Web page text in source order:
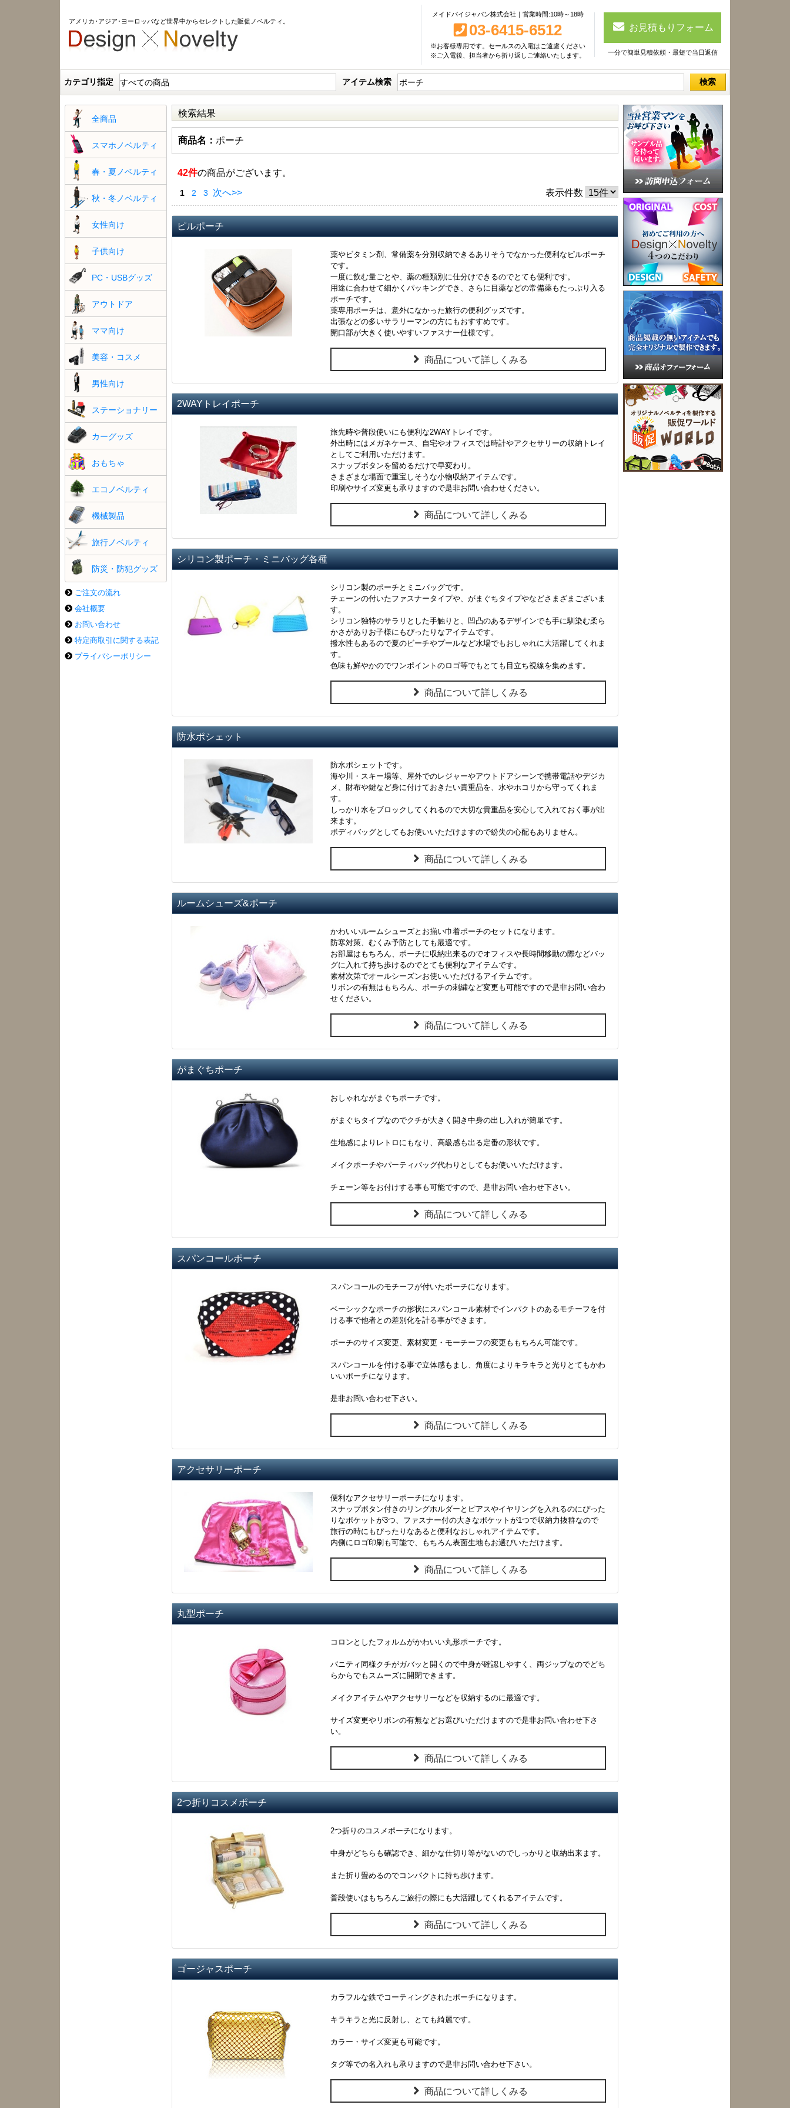
アメリカ･アジア･ヨーロッパなど世界中からセレクトした販促ノベルティ。
メイドバイジャパン株式会社｜営業時間:10時～18時
03-6415-6512
※お客様専用です。セールスの入電はご遠慮ください
※ご入電後、担当者から折り返しご連絡いたします。
お見積もりフォーム
一分で簡単見積依頼・最短で当日返信
カテゴリ指定 アイテム検索 検索
全商品
スマホノベルティ
春・夏ノベルティ
秋・冬ノベルティ
女性向け
子供向け
PC・USBグッズ
アウトドア
ママ向け
美容・コスメ
男性向け
ステーショナリー
カーグッズ
おもちゃ
エコノベルティ
機械製品
旅行ノベルティ
防災・防犯グッズ
ご注文の流れ
会社概要
お問い合わせ
特定商取引に関する表記
プライバシーポリシー
検索結果
商品名： ポーチ
42件の商品がございます。
表示件数
1 2 3 次へ>>
ピルポーチ
薬やビタミン剤、常備薬を分別収納できるありそうでなかった便利なピルポーチ
です。
一度に飲む量ごとや、薬の種類別に仕分けできるのでとても便利です。
用途に合わせて細かくパッキングでき、さらに目薬などの常備薬もたっぷり入る
ポーチです。
薬専用ポーチは、意外になかった旅行の便利グッズです。
出張などの多いサラリーマンの方にもおすすめです。
開口部が大きく使いやすいファスナー仕様です。
商品について詳しくみる
2WAYトレイポーチ
旅先時や普段使いにも便利な2WAYトレイです。
外出時にはメガネケース、自宅やオフィスでは時計やアクセサリーの収納トレイ
としてご利用いただけます。
スナップボタンを留めるだけで早変わり。
さまざまな場面で重宝しそうな小物収納アイテムです。
印刷やサイズ変更も承りますので是非お問い合わせください。
商品について詳しくみる
シリコン製ポーチ・ミニバッグ各種
シリコン製のポーチとミニバッグです。
チェーンの付いたファスナータイプや、がまぐちタイプやなどさまざまございま
す。
シリコン独特のサラリとした手触りと、凹凸のあるデザインでも手に馴染む柔ら
かさがありお子様にもぴったりなアイテムです。
撥水性もあるので夏のビーチやプールなど水場でもおしゃれに大活躍してくれま
す。
色味も鮮やかのでワンポイントのロゴ等でもとても目立ち視線を集めます。
商品について詳しくみる
防水ポシェット
防水ポシェットです。
海や川・スキー場等、屋外でのレジャーやアウトドアシーンで携帯電話やデジカ
メ、財布や鍵など身に付けておきたい貴重品を、水やホコリから守ってくれま
す。
しっかり水をブロックしてくれるので大切な貴重品を安心して入れておく事が出
来ます。
ボディバッグとしてもお使いいただけますので紛失の心配もありません。
商品について詳しくみる
ルームシューズ&ポーチ
かわいいルームシューズとお揃い巾着ポーチのセットになります。
防寒対策、むくみ予防としても最適です。
お部屋はもちろん、ポーチに収納出来るのでオフィスや長時間移動の際などバッ
グに入れて持ち歩けるのでとても便利なアイテムです。
素材次第でオールシーズンお使いいただけるアイテムです。
リボンの有無はもちろん、ポーチの刺繍など変更も可能ですので是非お問い合わ
せください。
商品について詳しくみる
がまぐちポーチ
おしゃれながまぐちポーチです。
がまぐちタイプなのでクチが大きく開き中身の出し入れが簡単です。
生地感によりレトロにもなり、高級感も出る定番の形状です。
メイクポーチやパーティバッグ代わりとしてもお使いいただけます。
チェーン等をお付けする事も可能ですので、是非お問い合わせ下さい。
商品について詳しくみる
スパンコールポーチ
スパンコールのモチーフが付いたポーチになります。
ベーシックなポーチの形状にスパンコール素材でインパクトのあるモチーフを付
ける事で他者との差別化を計る事ができます。
ポーチのサイズ変更、素材変更・モーチーフの変更ももちろん可能です。
スパンコールを付ける事で立体感もまし、角度によりキラキラと光りとてもかわ
いいポーチになります。
是非お問い合わせ下さい。
商品について詳しくみる
アクセサリーポーチ
便利なアクセサリーポーチになります。
スナップボタン付きのリングホルダーとピアスやイヤリングを入れるのにぴった
りなポケットが3つ、ファスナー付の大きなポケットが1つで収納力抜群なので
旅行の時にもぴったりなあると便利なおしゃれアイテムです。
内側にロゴ印刷も可能で、もちろん表面生地もお選びいただけます。
商品について詳しくみる
丸型ポーチ
コロンとしたフォルムがかわいい丸形ポーチです。
バニティ同様クチがガバッと開くので中身が確認しやすく、両ジップなのでどち
らからでもスムーズに開閉できます。
メイクアイテムやアクセサリーなどを収納するのに最適です。
サイズ変更やリボンの有無などお選びいただけますので是非お問い合わせ下さ
い。
商品について詳しくみる
2つ折りコスメポーチ
2つ折りのコスメポーチになります。
中身がどちらも確認でき、細かな仕切り等がないのでしっかりと収納出来ます。
また折り畳めるのでコンパクトに持ち歩けます。
普段使いはもちろんご旅行の際にも大活躍してくれるアイテムです。
商品について詳しくみる
ゴージャスポーチ
カラフルな鉄でコーティングされたポーチになります。
キラキラと光に反射し、とても綺麗です。
カラー・サイズ変更も可能です。
タグ等での名入れも承りますので是非お問い合わせ下さい。
商品について詳しくみる